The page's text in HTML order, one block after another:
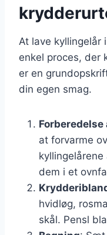
At lave kyllingelår
enkel proces, der
er en
din egen smag.
at forvarme
dem i et
hvidløg,
skål. Pensl